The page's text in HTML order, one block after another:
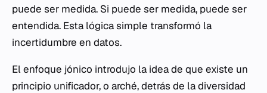
puede ser medida. Si puede ser medida, puede ser
entendida. Esta lógica simple transformó la
incertidumbre en datos.
El enfoque jónico introdujo la idea de que existe un
principio unificador, o arché, detrás de la diversidad